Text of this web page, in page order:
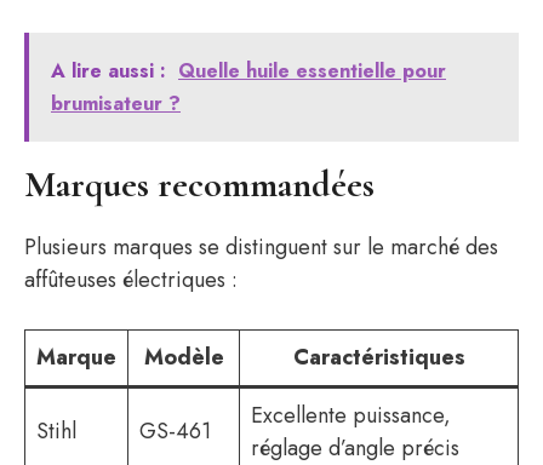
A lire aussi : Quelle huile essentielle pour
brumisateur ?
Marques recommandées
Plusieurs marques se distinguent sur le marché des
affûteuses électriques :
Marque Modèle Caractéristiques
Stihl GS-461
Excellente puissance,
réglage d’angle précis